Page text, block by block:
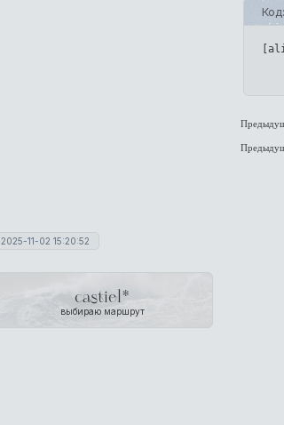
Код:
2025-11-02 15:20:52
castiel*
выбираю маршрут